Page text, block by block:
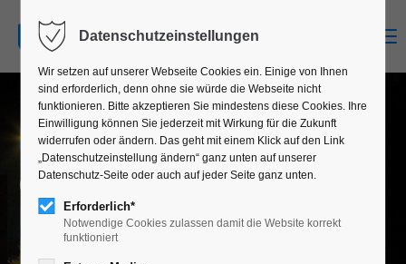
GRAFIK-DESIGN¶
CORPO­RATE DESIGN¶
LOGO­DESIGN¶
FOTO­GRAFIE
Datenschutzeinstellungen
Wir setzen auf unserer Webseite Cookies ein. Einige von Ihnen
sind erforderlich, denn ohne sie würde die Webseite nicht
funktionieren. Bitte akzeptieren Sie mindestens diese Cookies. Ihre
Einwilligung können Sie jederzeit mit Wirkung für die Zukunft
widerrufen oder ändern. Das geht mit einem Klick auf den Link
„Datenschutzeinstellung ändern“ ganz unten auf unserer
Datenschutz-Seite oder auch auf jeder Seite ganz unten.
Erforderlich*
Notwendige Cookies zulassen damit die Website korrekt
funktioniert